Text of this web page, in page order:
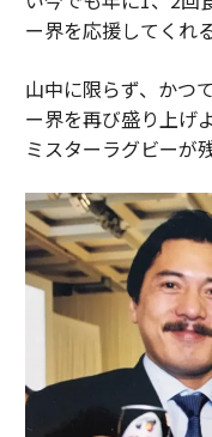
ー界を応援してくれ
山中に限らず、かつ
ー界を再び盛り上げ
ミスターラグビーが